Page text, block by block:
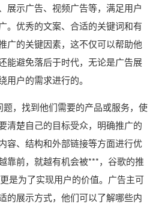
展示广告、视频广告等，满足用户
。优秀的文案、合适的关键词和有
广的关键因素，这不仅可以帮助他
能避免落后于时代，无论是广告展
用户的需求进行的。
，找到他们需要的产品或服务，使
清楚自己的目标受众，明确推广的
容、结构和外部链接等方面进行优
靠前，就越有机会被***，谷歌的推
是为了实现用户的价值。广告主可
的展示方式，他们可以了解哪些内